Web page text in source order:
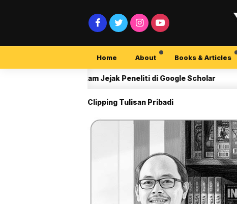
Home About Books & Articles
Membaca Rekam Jejak Peneliti di Google Scholar 3
Clipping Tulisan Pribadi